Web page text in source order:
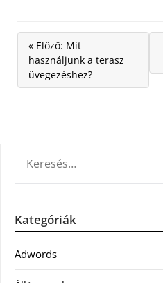
« Előző: Mit
használjunk a terasz
üvegezéshez?
Kategóriák
Adwords